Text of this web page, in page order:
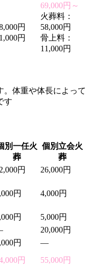
円
円
69,000円～
火葬料：
58,000円
骨上料：
11,000円
体重や体長によって
す
別一任火
葬
個別立会火
葬
円
26,000円
円 4,000円
円
5,000円
20,000円
円
—
円 55,000円